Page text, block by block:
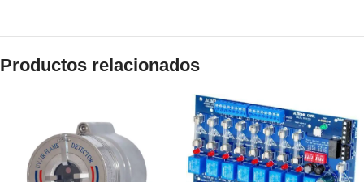
Productos relacionados